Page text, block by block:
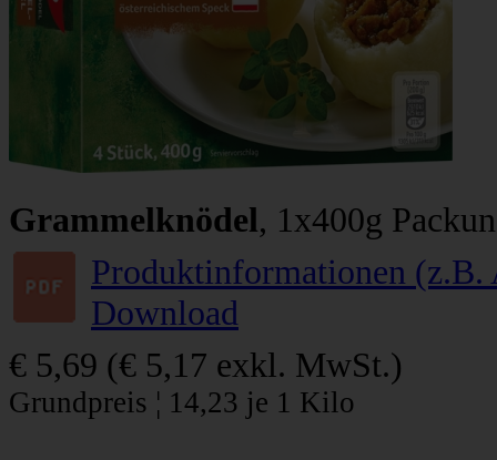
Grammelknödel, 1x400g
Produktinformationen
Download
€ 5,69 (€ 5,17 exkl. MwSt.)
Grundpreis ¦ 14,23 je 1 Kilo